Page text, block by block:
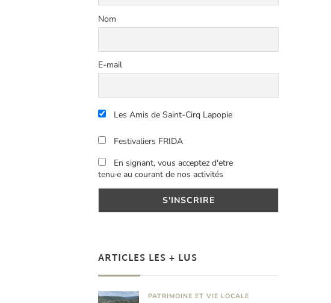
Nom
E-mail
Les Amis de Saint-Cirq Lapopie
Festivaliers FRIDA
En signant, vous acceptez d'etre
tenu·e au courant de nos activités
ARTICLES LES + LUS
PATRIMOINE ET VIE LOCALE